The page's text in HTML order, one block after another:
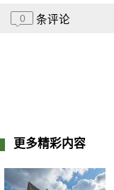
0 条评论
更多精彩内容